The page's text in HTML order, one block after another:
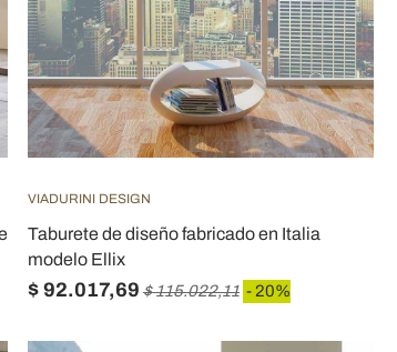
VIADURINI DESIGN
Taburete de diseño fabricado en Italia
modelo Ellix
$ 92.017,69 $ 115.022,11 - 20%